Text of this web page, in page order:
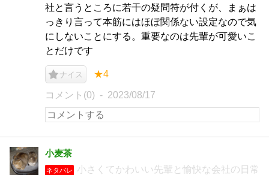
社と言うところに若干の疑問符が付くが、まぁは
っきり言って本筋にはほぼ関係ない設定なので気
にしないことにする。重要なのは先輩が可愛いこ
とだけです
ナイス ★4
コメント(0) 2023/08/17
小麦茶
ネタバレ
小さくてかわいい先輩と愉快な会社の日常